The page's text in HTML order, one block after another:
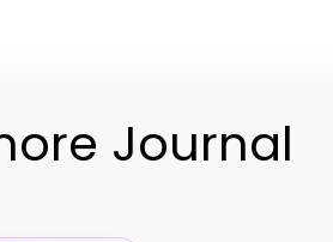
Journal